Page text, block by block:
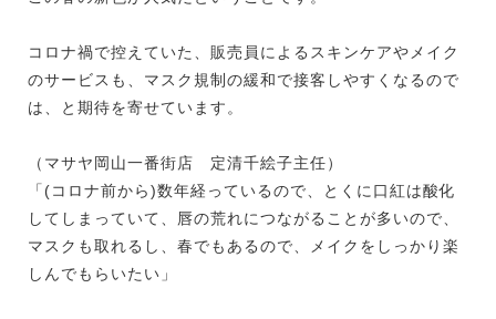
コロナ禍で控えていた、販売員によるスキンケアやメイク
のサービスも、マスク規制の緩和で接客しやすくなるので
は、と期待を寄せています。
（マサヤ岡山一番街店 定清千絵子主任）
「(コロナ前から)数年経っているので、とくに口紅は酸化
してしまっていて、唇の荒れにつながることが多いので、
マスクも取れるし、春でもあるので、メイクをしっかり楽
しんでもらいたい」